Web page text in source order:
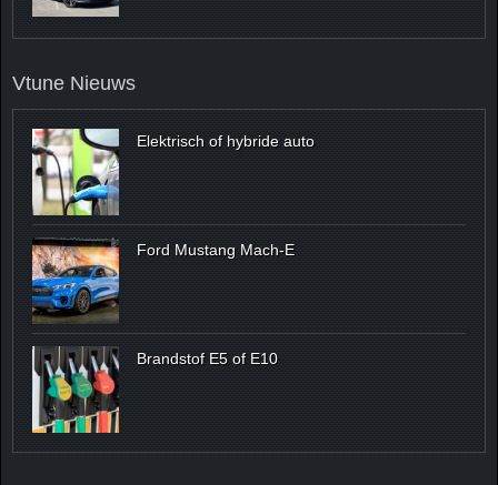
Vtune Nieuws
Elektrisch of hybride auto
Ford Mustang Mach-E
Brandstof E5 of E10